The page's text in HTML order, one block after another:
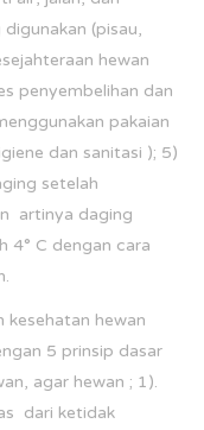
(pisau,
hewan
penyembelihan dan
pakaian
dan sanitasi ); 5)
setelah
artinya daging
4° C dengan cara
kesehatan hewan
5 prinsip dasar
agar hewan ; 1).
dari ketidak